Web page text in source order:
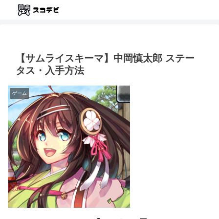
【サムライスキーマ】中岡慎太郎 ステー
タス・入手方法
ゲーム